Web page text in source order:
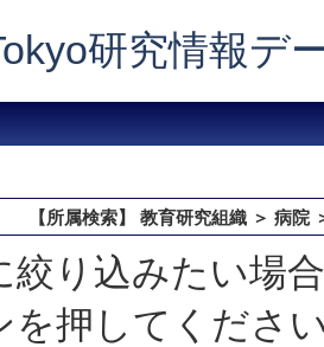
研究情報デ
【所属検索】 教育研究組織 ＞ 病
絞り込みたい場
を押してくださ